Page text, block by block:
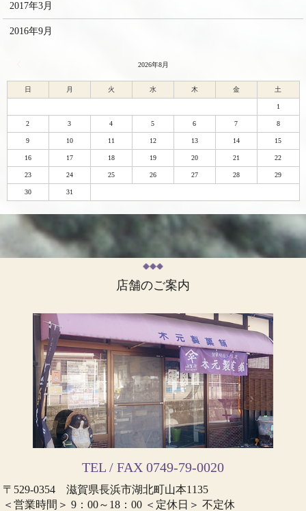
2017年3月
2016年9月
2026年8月
日 月 火 水 木 金 土
1
2 3 4 5 6 7 8
9 10 11 12 13 14 15
16 17 18 19 20 21 22
23 24 25 26 27 28 29
30 31
店舗のご案内
TEL / FAX 0749-79-0020
〒529-0354 滋賀県長浜市湖北町山本1135
＜営業時間＞ 9：00～18：00 ＜定休日＞ 不定休